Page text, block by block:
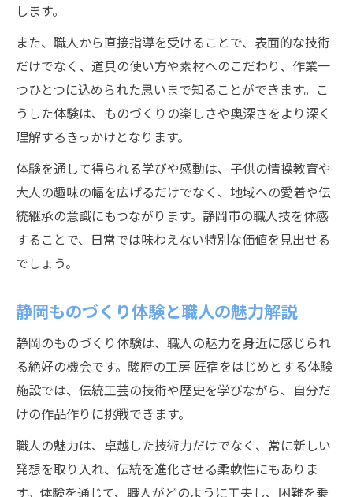
します。
また、職人から直接指導を受けることで、表面的な技術
だけでなく、道具の使い方や素材へのこだわり、作業一
つひとつに込められた思いまで知ることができます。こ
うした体験は、ものづくりの楽しさや奥深さをより深く
理解するきっかけとなります。
体験を通して得られる学びや感動は、子供の情操教育や
大人の趣味の幅を広げるだけでなく、地域への愛着や伝
統継承の意識にもつながります。静岡市の職人技を体感
することで、日常では味わえない特別な価値を見出せる
でしょう。
静岡ものづくり体験と職人の魅力解説
静岡のものづくり体験は、職人の魅力を身近に感じられ
る絶好の機会です。駿府の工房 匠宿をはじめとする体験
施設では、伝統工芸の技術や歴史を学びながら、自分だ
けの作品作りに挑戦できます。
職人の魅力は、卓越した技術力だけでなく、常に新しい
発想を取り入れ、伝統を進化させる柔軟性にもありま
す。体験を通じて、職人がどのように工夫し、困難を乗